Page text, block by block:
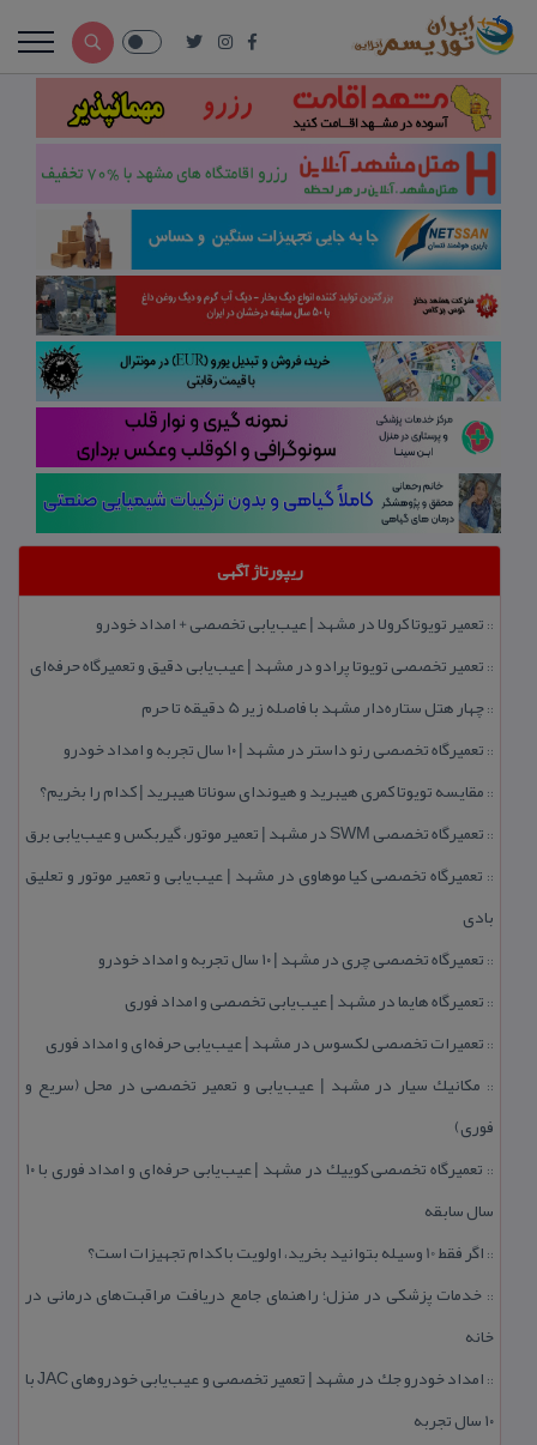
ریپورتاژ آگهی
:: تعمیر تویوتا كرولا در مشهد | عیب‌یابی تخصصی + امداد خودرو
:: تعمیر تخصصی تویوتا پرادو در مشهد | عیب‌یابی دقیق و تعمیرگاه حرفه‌ای
::چهار هتل‌ ستاره‌دار مشهد با فاصله زیر 5 دقیقه تا حرم
:: تعمیرگاه تخصصی رنو داستر در مشهد | ۱۰ سال تجربه و امداد خودرو
:: مقایسه تویوتا كمری هیبرید و هیوندای سوناتا هیبرید | كدام را بخریم؟
:: تعمیرگاه تخصصی SWM در مشهد | تعمیر موتور، گیربكس و عیب‌یابی برق
:: تعمیرگاه تخصصی كیا موهاوی در مشهد | عیب‌یابی و تعمیر موتور و تعلیق
بادی
:: تعمیرگاه تخصصی چری در مشهد | ۱۰ سال تجربه و امداد خودرو
:: تعمیرگاه هایما در مشهد | عیب‌یابی تخصصی و امداد فوری
:: تعمیرات تخصصی لكسوس در مشهد | عیب‌یابی حرفه‌ای و امداد فوری
:: مكانیك سیار در مشهد | عیب‌یابی و تعمیر تخصصی در محل (سریع و
فوری)
::
تعمیرگاه تخصصی كوییك در مشهد | عیب‌یابی حرفه‌ای و امداد فوری با ۱۰
سال سابقه
:: اگر فقط 10 وسیله بتوانید بخرید، اولویت با كدام تجهیزات است؟
:: خدمات پزشكی در منزل؛ راهنمای جامع دریافت مراقبت‌های درمانی در
خانه
::
امداد خودرو جك در مشهد | تعمیر تخصصی و عیب‌یابی خودروهای JAC با
۱۰ سال تجربه